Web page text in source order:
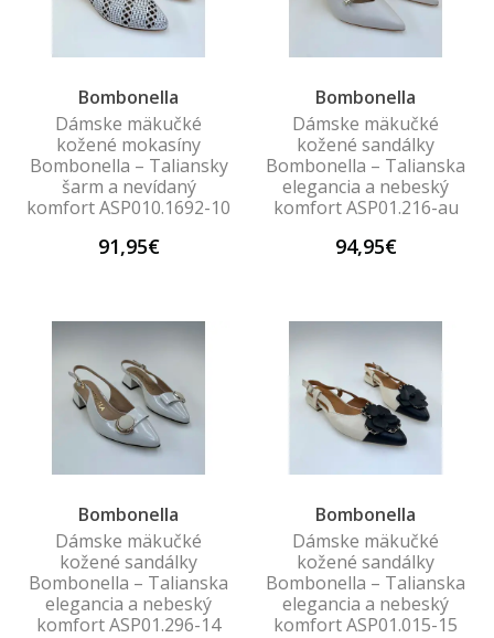
Bombonella
Dámske mäkučké
kožené mokasíny
Bombonella – Taliansky
šarm a nevídaný
komfort ASP010.1692-10
91,95€
Bombonella
Dámske mäkučké
kožené sandálky
Bombonella – Talianska
elegancia a nebeský
komfort ASP01.216-au
94,95€
Bombonella
Dámske mäkučké
kožené sandálky
Bombonella – Talianska
elegancia a nebeský
komfort ASP01.296-14
Bombonella
Dámske mäkučké
kožené sandálky
Bombonella – Talianska
elegancia a nebeský
komfort ASP01.015-15